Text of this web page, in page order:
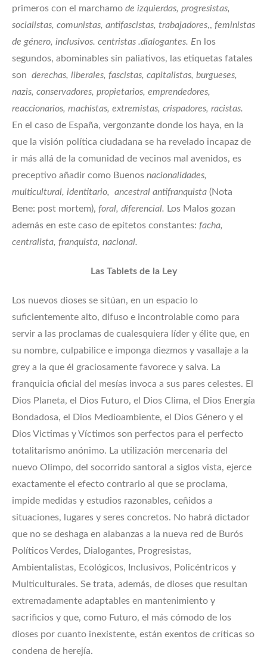
primeros con el marchamo de izquierdas, progresistas,
socialistas, comunistas, antifascistas, trabajadores,, feministas
de género, inclusivos. centristas .dialogantes. En los
segundos, abominables sin paliativos, las etiquetas fatales
son derechas, liberales, fascistas, capitalistas, burgueses,
nazis, conservadores, propietarios, emprendedores,
reaccionarios, machistas, extremistas, crispadores, racistas.
En el caso de España, vergonzante donde los haya, en la
que la visión política ciudadana se ha revelado incapaz de
ir más allá de la comunidad de vecinos mal avenidos, es
preceptivo añadir como Buenos nacionalidades,
multicultural, identitario, ancestral antifranquista (Nota
Bene: post mortem), foral, diferencial. Los Malos gozan
además en este caso de epítetos constantes: facha,
centralista, franquista, nacional.
Las Tablets de la Ley
Los nuevos dioses se sitúan, en un espacio lo
suficientemente alto, difuso e incontrolable como para
servir a las proclamas de cualesquiera líder y élite que, en
su nombre, culpabilice e imponga diezmos y vasallaje a la
grey a la que él graciosamente favorece y salva. La
franquicia oficial del mesías invoca a sus pares celestes. El
Dios Planeta, el Dios Futuro, el Dios Clima, el Dios Energía
Bondadosa, el Dios Medioambiente, el Dios Género y el
Dios Victimas y Víctimos son perfectos para el perfecto
totalitarismo anónimo. La utilización mercenaria del
nuevo Olimpo, del socorrido santoral a siglos vista, ejerce
exactamente el efecto contrario al que se proclama,
impide medidas y estudios razonables, ceñidos a
situaciones, lugares y seres concretos. No habrá dictador
que no se deshaga en alabanzas a la nueva red de Burós
Políticos Verdes, Dialogantes, Progresistas,
Ambientalistas, Ecológicos, Inclusivos, Policéntricos y
Multiculturales. Se trata, además, de dioses que resultan
extremadamente adaptables en mantenimiento y
sacrificios y que, como Futuro, el más cómodo de los
dioses por cuanto inexistente, están exentos de críticas so
condena de herejía.